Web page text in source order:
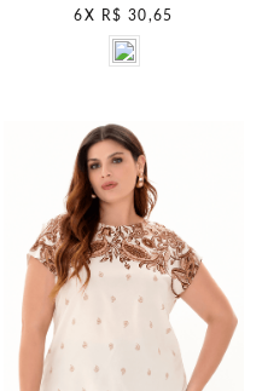
6 X R$ 30,65